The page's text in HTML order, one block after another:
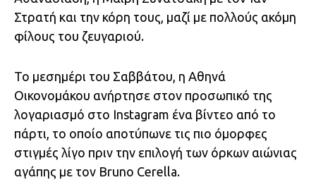
Στρατή και την κόρη τους, μαζί με πολλούς ακόμη
φίλους του ζευγαριού.
Το μεσημέρι του Σαββάτου, η Αθηνά
Οικονομάκου ανήρτησε στον προσωπικό της
λογαριασμό στο Instagram ένα βίντεο από το
πάρτι, το οποίο αποτύπωνε τις πιο όμορφες
στιγμές λίγο πριν την επιλογή των όρκων αιώνιας
αγάπης με τον Bruno Cerella.